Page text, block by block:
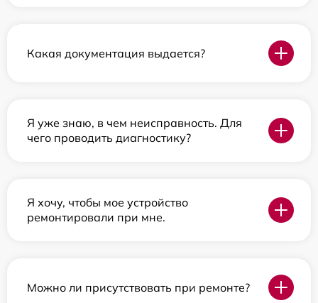
Какая документация выдается?
Я уже знаю, в чем неисправность. Для
чего проводить диагностику?
Я хочу, чтобы мое устройство
ремонтировали при мне.
Можно ли присутствовать при ремонте?